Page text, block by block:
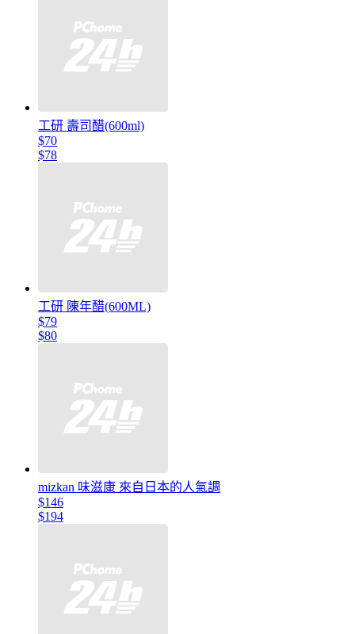
工研 壽司醋(600ml)
$70
$78
工研 陳年醋(600ML)
$79
$80
mizkan 味滋康 來自日本的人氣調
$146
$194